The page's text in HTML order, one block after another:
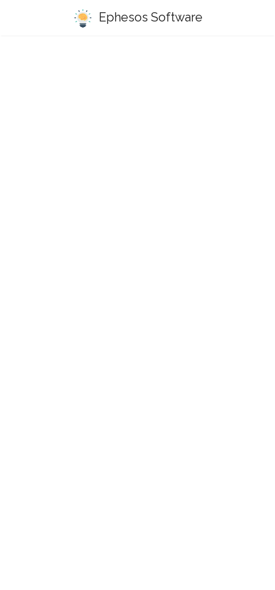
Ephesos Software